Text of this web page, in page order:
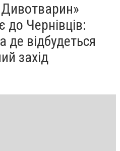
до Чернівців:
де відбудеться
захід